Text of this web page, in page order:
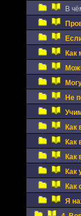
В
Как
Не
Как
Как
Как
Как
Как
Я